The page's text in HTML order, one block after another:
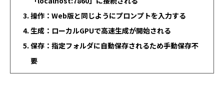
操作：Web版と同じようにプロンプトを入力する
生成：ローカルGPUで高速生成が開始される
保存：指定フォルダに自動保存されるため手動保存不
要